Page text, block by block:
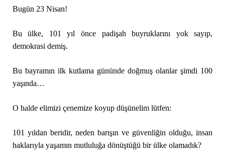
Bugün 23 Nisan!
Bu ülke, 101 yıl önce padişah buyruklarını yok sayıp,
demokrasi demiş.
Bu bayramın ilk kutlama gününde doğmuş olanlar şimdi 100
yaşında…
O halde elimizi çenemize koyup düşünelim lütfen:
101 yıldan beridir, neden barışın ve güvenliğin olduğu, insan
haklarıyla yaşamın mutluluğa dönüştüğü bir ülke olamadık?